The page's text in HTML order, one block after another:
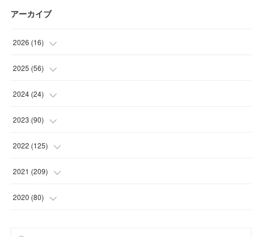
アーカイブ
2026 (16)
(1
(1
(7
(7)
2025 (56)
(5
(11 )
(17
(15
2024 (24)
(1
(1)
(2)
(9
2023 (90)
(12
(17
(16
2022 (125)
(8)
(11 )
2021 (209)
(9
2020 (80)